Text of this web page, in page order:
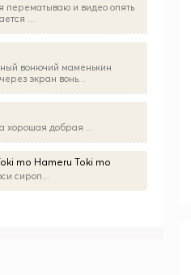
перематываю и видео опять
...
вонючий маменькин
экран вонь...
хорошая добрая ...
mo Hameru Toki mo
сироп...